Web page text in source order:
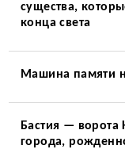
существа,
конца света
Машина памяти
Бастия — ворота
города,